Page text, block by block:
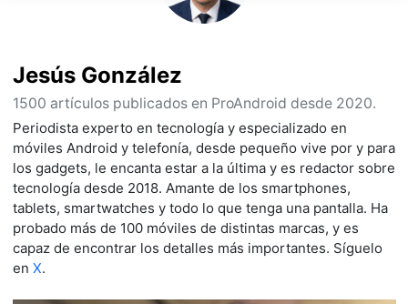
Jesús González
1500 artículos publicados en ProAndroid desde 2020.
Periodista experto en tecnología y especializado en
móviles Android y telefonía, desde pequeño vive por y para
los gadgets, le encanta estar a la última y es redactor sobre
tecnología desde 2018. Amante de los smartphones,
tablets, smartwatches y todo lo que tenga una pantalla. Ha
probado más de 100 móviles de distintas marcas, y es
capaz de encontrar los detalles más importantes. Síguelo
en X.